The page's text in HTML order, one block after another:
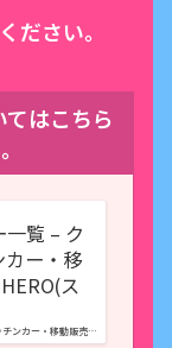
ださい。
はこちら
チンカー・移動販売…
覧 – ク
カー・移
ス